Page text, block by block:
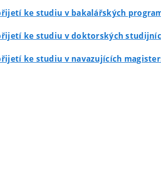
ke studiu v bakalářských
ke studiu v doktorských studijních
ke studiu v navazujících